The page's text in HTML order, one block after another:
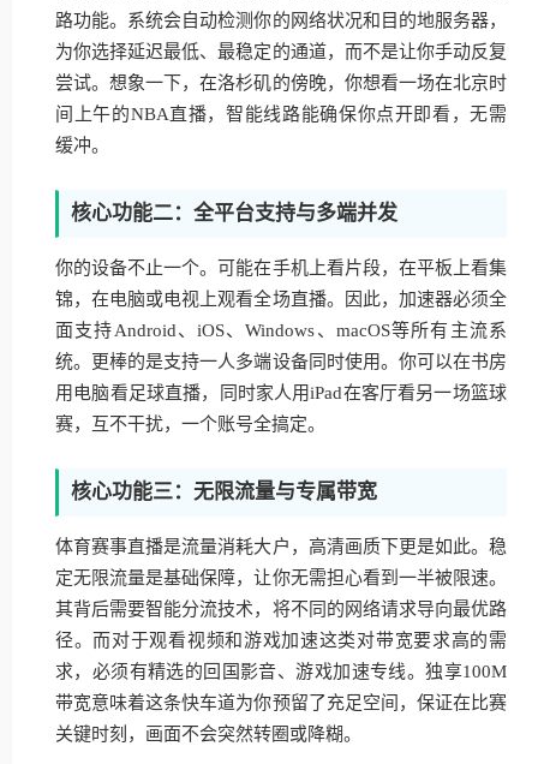
路功能。系统会自动检测你的网络状况和目的地服务器，
为你选择延迟最低、最稳定的通道，而不是让你手动反复
尝试。想象一下，在洛杉矶的傍晚，你想看一场在北京时
间上午的NBA直播，智能线路能确保你点开即看，无需
缓冲。
核心功能二：全平台支持与多端并发
你的设备不止一个。可能在手机上看片段，在平板上看集
锦，在电脑或电视上观看全场直播。因此，加速器必须全
面支持Android、iOS、Windows、macOS等所有主流系
统。更棒的是支持一人多端设备同时使用。你可以在书房
用电脑看足球直播，同时家人用iPad在客厅看另一场篮球
赛，互不干扰，一个账号全搞定。
核心功能三：无限流量与专属带宽
体育赛事直播是流量消耗大户，高清画质下更是如此。稳
定无限流量是基础保障，让你无需担心看到一半被限速。
其背后需要智能分流技术，将不同的网络请求导向最优路
径。而对于观看视频和游戏加速这类对带宽要求高的需
求，必须有精选的回国影音、游戏加速专线。独享100M
带宽意味着这条快车道为你预留了充足空间，保证在比赛
关键时刻，画面不会突然转圈或降糊。